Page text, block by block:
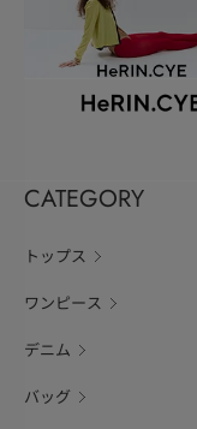
CATEGORY
トップス
ワンピース
デニム
バッグ